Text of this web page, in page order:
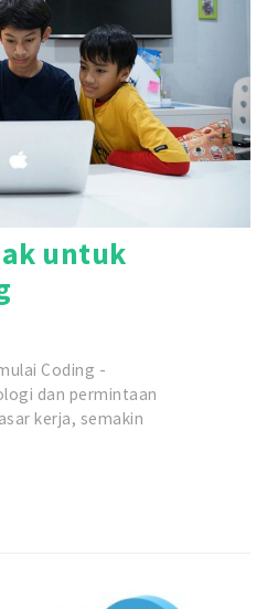
untuk
Coding -
dan permintaan
kerja, semakin